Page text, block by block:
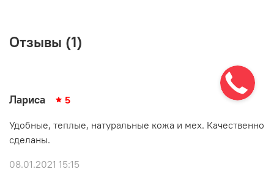
Отзывы (1)
Лариса 5
Удобные, теплые, натуральные кожа и мех. Качественно
сделаны.
08.01.2021 15:15